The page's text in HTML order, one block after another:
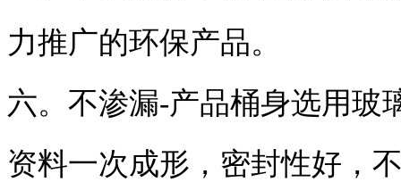
力推广的环保产品。
六。不渗漏-产品桶身选用玻
资料一次成形，密封性好，